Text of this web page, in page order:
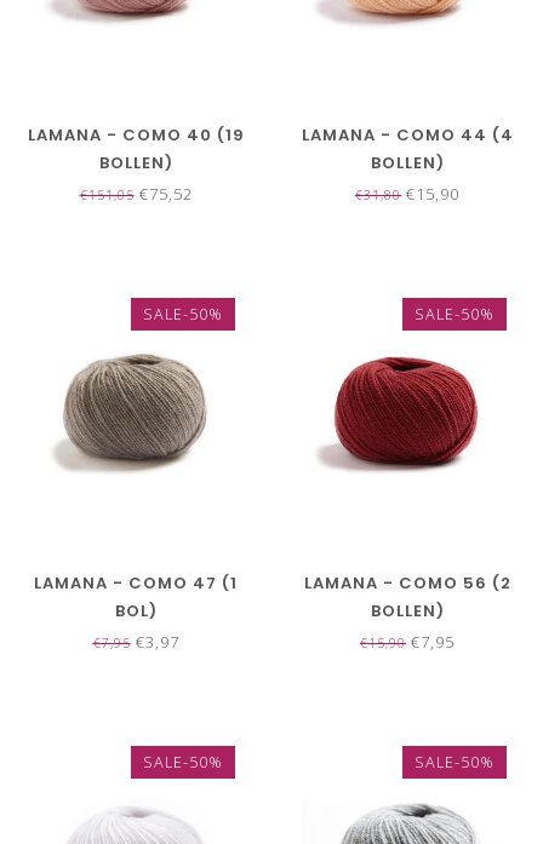
LAMANA - COMO 40 (19
BOLLEN)
€151,05€75,52
LAMANA - COMO 44 (4
BOLLEN)
€31,80 €15,90
SALE-50%
LAMANA - COMO 47 (1
BOL)
€7,95€3,97
SALE-50%
LAMANA - COMO 56 (2
BOLLEN)
€15,90 €7,95
SALE-50% SALE-50%